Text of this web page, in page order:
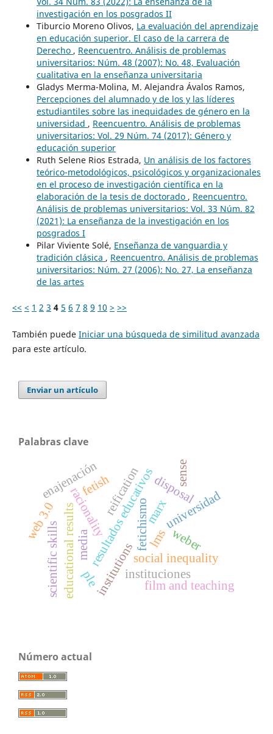
investigación en los posgrados II
Tiburcio Moreno Olivos, La evaluación del aprendizaje
en educación superior. El caso de la carrera de
Derecho , Reencuentro. Análisis de problemas
universitarios: Núm. 48 (2007): No. 48, Evaluación
cualitativa en la enseñanza universitaria
Gladys Merma-Molina, M. Alejandra Ávalos Ramos,
Percepciones del alumnado y de los y las líderes
estudiantiles sobre las inequidades de género en la
universidad , Reencuentro. Análisis de problemas
universitarios: Vol. 29 Núm. 74 (2017): Género y
educación superior
Ruth Selene Rios Estrada, Un análisis de los factores
teórico-metodológicos, psicológicos y organizacionales
en el proceso de investigación científica en la
elaboración de la tesis de doctorado , Reencuentro.
Análisis de problemas universitarios: Vol. 33 Núm. 82
(2021): La enseñanza de la investigación en los
posgrados I
Pilar Viviente Solé, Enseñanza de vanguardia y
tradición clásica , Reencuentro. Análisis de problemas
universitarios: Núm. 27 (2006): No. 27, La enseñanza
de las artes
<< < 1 2 3 4 5 6 7 8 9 10 > >>
También puede Iniciar una búsqueda de similitud avanzada
para este artículo.
Enviar un artículo
Palabras clave
universidad
fetichismo
resultados educativossocial inequality
racionality
weber
institutionsinstituciones
fetish disposal
reification
enajenación
marx
educational resultsmedia
film and teaching
scientific skills ple
lms
web 3.0
sense
Número actual